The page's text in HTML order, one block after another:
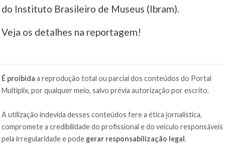
do Instituto Brasileiro de Museus (Ibram).
Veja os detalhes na reportagem!
É proibida a reprodução total ou parcial dos conteúdos do Portal
Multiplix, por qualquer meio, salvo prévia autorização por escrito.
A utilização indevida desses conteúdos fere a ética jornalística,
compromete a credibilidade do profissional e do veículo responsáveis
pela irregularidade e pode gerar responsabilização legal.